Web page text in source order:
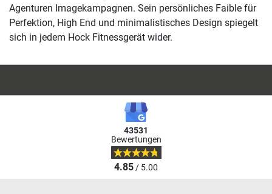
Agenturen Imagekampagnen. Sein persönliches Faible für
Perfektion, High End und minimalistisches Design spiegelt
sich in jedem Hock Fitnessgerät wider.
43531
Bewertungen
4.85/ 5.00